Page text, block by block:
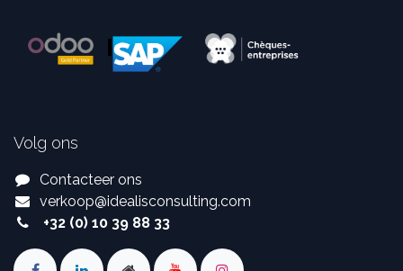
Volg ons
Contacteer ons
verkoop@idealisconsulting.com
+32 (0) 10 39 88 33